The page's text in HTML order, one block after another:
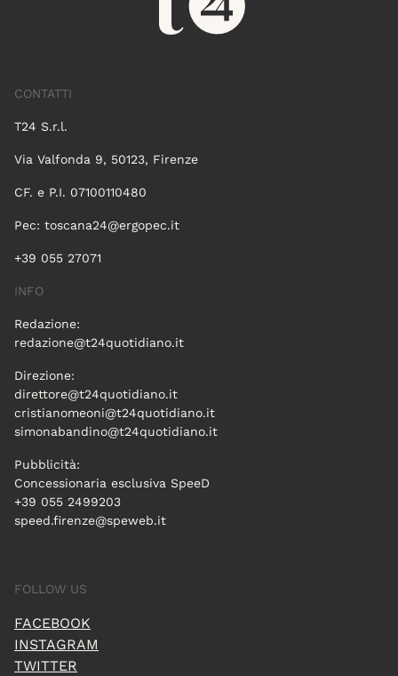
CONTATTI
T24 S.r.l.
Via Valfonda 9, 50123, Firenze
CF. e P.I. 07100110480
Pec: toscana24@ergopec.it
+39 055 27071
INFO
Redazione:
redazione@t24quotidiano.it
Direzione:
direttore@t24quotidiano.it
cristianomeoni@t24quotidiano.it
simonabandino@t24quotidiano.it
Pubblicità:
Concessionaria esclusiva SpeeD
+39 055 2499203
speed.firenze@speweb.it
FOLLOW US
FACEBOOK
INSTAGRAM
TWITTER